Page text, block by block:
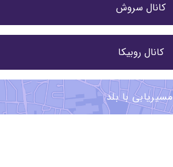
کانال سروش
کانال روبیکا
مسیریابی با بلد